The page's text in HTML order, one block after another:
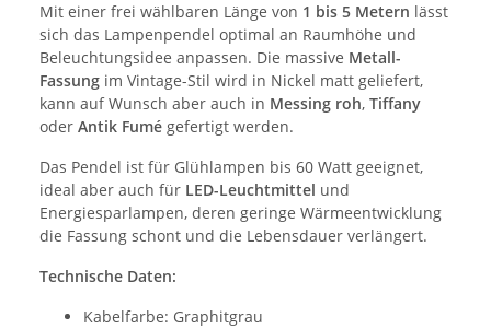
Mit einer frei wählbaren Länge von 1 bis 5 Metern lässt
sich das Lampenpendel optimal an Raumhöhe und
Beleuchtungsidee anpassen. Die massive Metall-
Fassung im Vintage-Stil wird in Nickel matt geliefert,
kann auf Wunsch aber auch in Messing roh, Tiffany
oder Antik Fumé gefertigt werden.
Das Pendel ist für Glühlampen bis 60 Watt geeignet,
ideal aber auch für LED-Leuchtmittel und
Energiesparlampen, deren geringe Wärmeentwicklung
die Fassung schont und die Lebensdauer verlängert.
Technische Daten:
Kabelfarbe: Graphitgrau